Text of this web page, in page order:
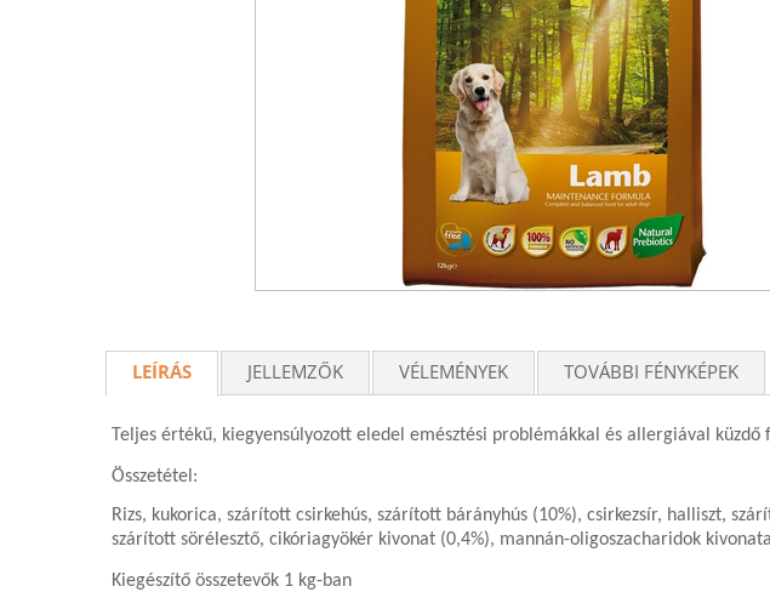
LEÍRÁS JELLEMZŐK VÉLEMÉNYEK TOVÁBBI FÉNYKÉPEK
Teljes értékű, kiegyensúlyozott eledel emésztési problémákkal és allergiával
Összetétel:
Rizs, kukorica, szárított csirkehús, szárított bárányhús (10%), csirkezsír, halliszt,
szárított sörélesztő, cikóriagyökér kivonat (0,4%), mannán-oligoszacharidok kivonata
Kiegészítő összetevők 1 kg-ban